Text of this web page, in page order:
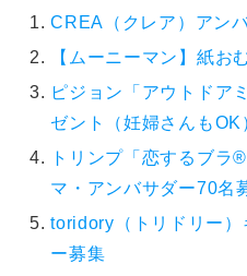
CREA（クレア）アン
【ムーニーマン】紙お
ピジョン「アウトドア
ゼント（妊婦さんもOK
トリンプ「恋するブラ
マ・アンバサダー70名
toridory（トリドリー
ー募集